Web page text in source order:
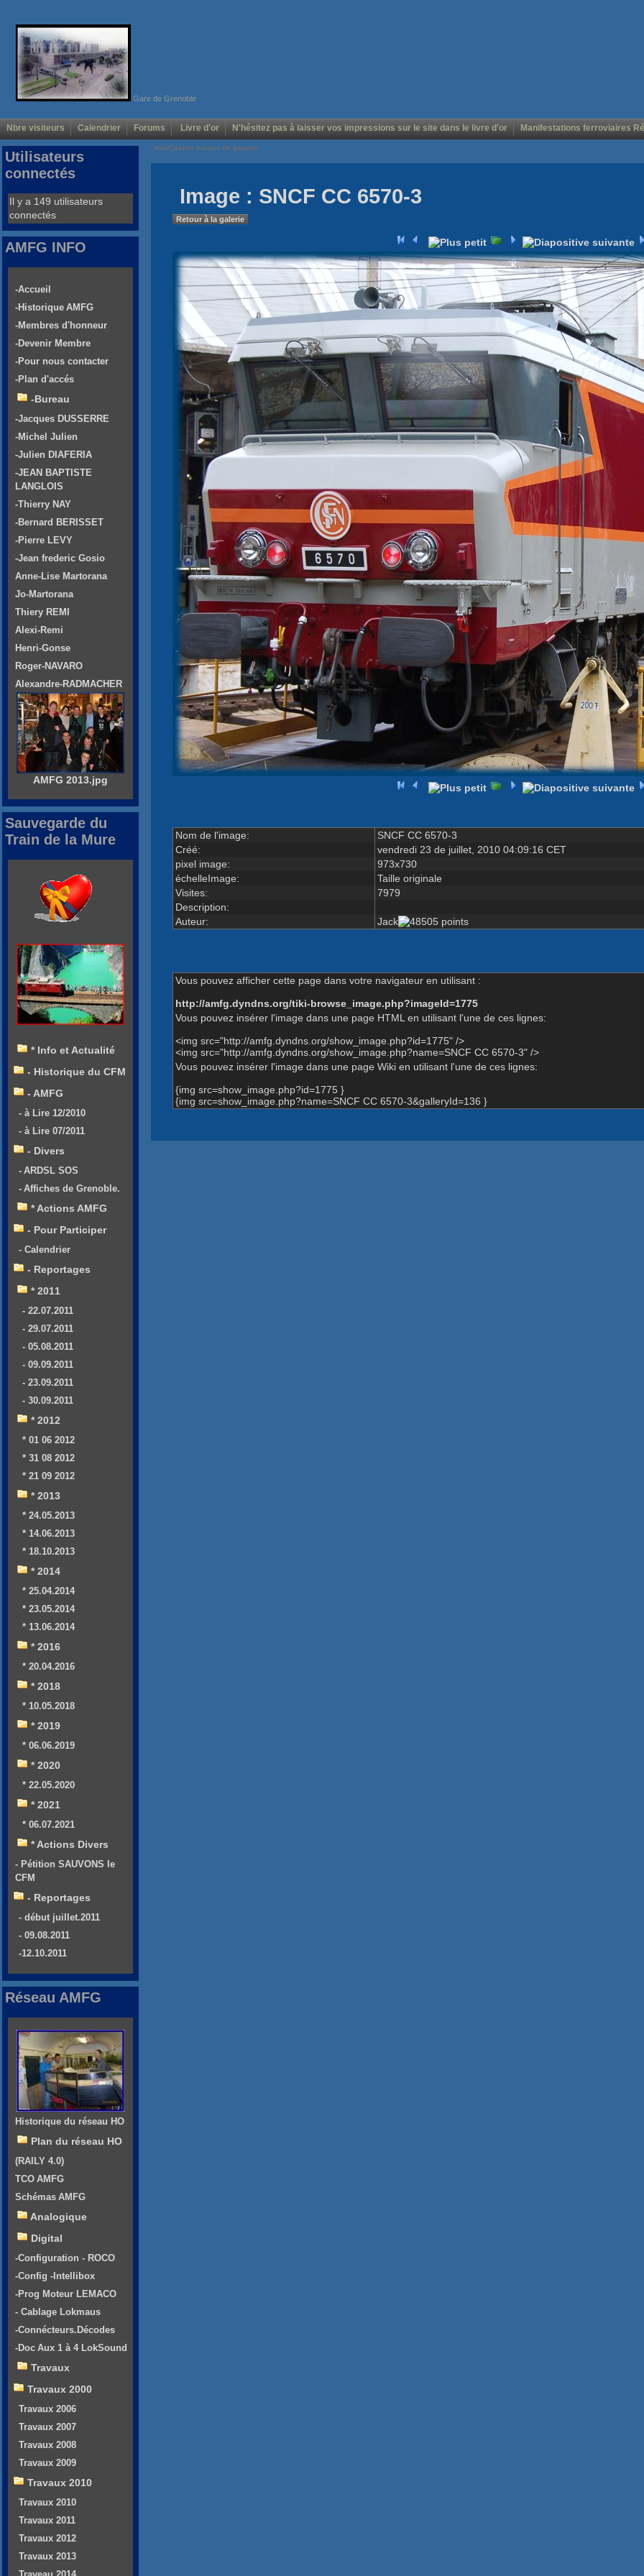
Gare de Grenoble
Nbre visiteurs Calendrier Forums Livre d'or N'hésitez pas à laisser vos impressions sur le site dans le livre d'or Manifestations ferroviaires
Voir/Cacher menus de gauche
Image : SNCF CC 6570-3
Retour à la galerie
Nom de l'image:
SNCF CC 6570-3
Créé:
vendredi 23 de juillet, 2010 04:09:16 CET
pixel image:
973x730
échelleImage:
Taille originale
Visites:
7979
Description:
Auteur:
Jack
Vous pouvez afficher cette page dans votre navigateur en utilisant :
http://amfg.dyndns.org/tiki-browse_image.php?imageId=1775
Vous pouvez insérer l'image dans une page HTML en utilisant l'une de ces lignes:
<img src="http://amfg.dyndns.org/show_image.php?id=1775" />
<img src="http://amfg.dyndns.org/show_image.php?name=SNCF CC 6570-3" />
Vous pouvez insérer l'image dans une page Wiki en utilisant l'une de ces lignes:
{img src=show_image.php?id=1775 }
{img src=show_image.php?name=SNCF CC 6570-3&galleryId=136 }
Utilisateurs
connectés
Il y a 149 utilisateurs
connectés
AMFG INFO
-Accueil
-Historique AMFG
-Membres d'honneur
-Devenir Membre
-Pour nous contacter
-Plan d'accés
-Bureau
-Jacques DUSSERRE
-Michel Julien
-Julien DIAFERIA
-JEAN BAPTISTE
LANGLOIS
-Thierry NAY
-Bernard BERISSET
-Pierre LEVY
-Jean frederic Gosio
Anne-Lise Martorana
Jo-Martorana
Thiery REMI
Alexi-Remi
Henri-Gonse
Roger-NAVARO
Alexandre-RADMACHER
AMFG 2013.jpg
Sauvegarde du
Train de la Mure
* Info et Actualité
- Historique du CFM
- AMFG
- à Lire 12/2010
- à Lire 07/2011
- Divers
- ARDSL SOS
- Affiches de Grenoble.
* Actions AMFG
- Pour Participer
- Calendrier
- Reportages
* 2011
- 22.07.2011
- 29.07.2011
- 05.08.2011
- 09.09.2011
- 23.09.2011
- 30.09.2011
* 2012
* 01 06 2012
* 31 08 2012
* 21 09 2012
* 2013
* 24.05.2013
* 14.06.2013
* 18.10.2013
* 2014
* 25.04.2014
* 23.05.2014
* 13.06.2014
* 2016
* 20.04.2016
* 2018
* 10.05.2018
* 2019
* 06.06.2019
* 2020
* 22.05.2020
* 2021
* 06.07.2021
* Actions Divers
- Pétition SAUVONS le
CFM
- Reportages
- début juillet.2011
- 09.08.2011
-12.10.2011
Réseau AMFG
Historique du réseau HO
Plan du réseau HO
(RAILY 4.0)
TCO AMFG
Schémas AMFG
Analogique
Digital
-Configuration - ROCO
-Config -Intellibox
-Prog Moteur LEMACO
- Cablage Lokmaus
-Connécteurs.Décodes
-Doc Aux 1 à 4 LokSound
Travaux
Travaux 2000
Travaux 2006
Travaux 2007
Travaux 2008
Travaux 2009
Travaux 2010
Travaux 2010
Travaux 2011
Travaux 2012
Travaux 2013